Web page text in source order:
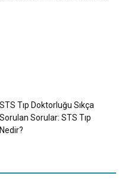
STS Tıp Doktorluğu Sıkça
Sorulan Sorular: STS Tıp
Nedir?